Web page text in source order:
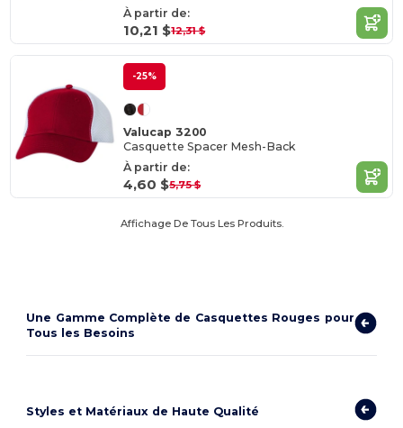
À partir de:
10,21 $12,31 $
-25%
Valucap 3200
Casquette Spacer Mesh-Back
À partir de:
4,60 $5,75 $
Affichage De Tous Les Produits.
Une Gamme Complète de Casquettes Rouges pour
Tous les Besoins
Styles et Matériaux de Haute Qualité